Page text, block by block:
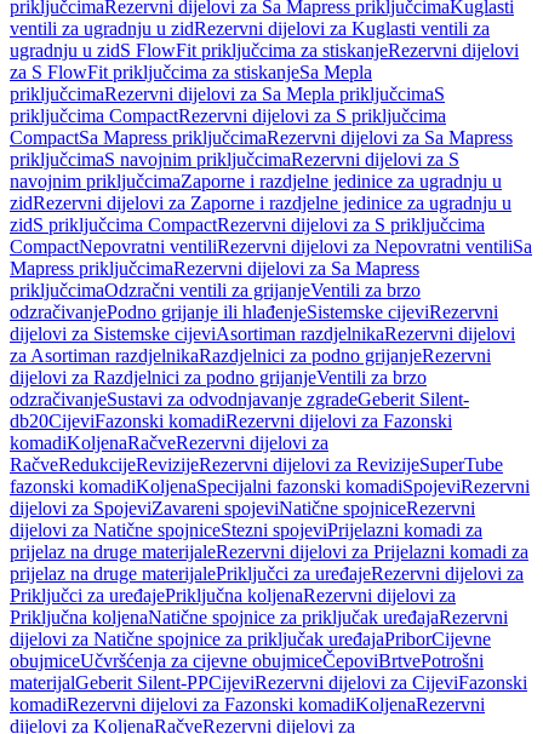
priključcimaRezervni dijelovi za Sa Mapress priključcimaKuglasti
ventili za ugradnju u zidRezervni dijelovi za Kuglasti ventili za
ugradnju u zidS FlowFit priključcima za stiskanjeRezervni dijelovi
za S FlowFit priključcima za stiskanjeSa Mepla
priključcimaRezervni dijelovi za Sa Mepla priključcimaS
priključcima CompactRezervni dijelovi za S priključcima
CompactSa Mapress priključcimaRezervni dijelovi za Sa Mapress
priključcimaS navojnim priključcimaRezervni dijelovi za S
navojnim priključcimaZaporne i razdjelne jedinice za ugradnju u
zidRezervni dijelovi za Zaporne i razdjelne jedinice za ugradnju u
zidS priključcima CompactRezervni dijelovi za S priključcima
CompactNepovratni ventiliRezervni dijelovi za Nepovratni ventiliSa
Mapress priključcimaRezervni dijelovi za Sa Mapress
priključcimaOdzračni ventili za grijanjeVentili za brzo
odzračivanjePodno grijanje ili hlađenjeSistemske cijeviRezervni
dijelovi za Sistemske cijeviAsortiman razdjelnikaRezervni dijelovi
za Asortiman razdjelnikaRazdjelnici za podno grijanjeRezervni
dijelovi za Razdjelnici za podno grijanjeVentili za brzo
odzračivanjeSustavi za odvodnjavanje zgradeGeberit Silent-
db20CijeviFazonski komadiRezervni dijelovi za Fazonski
komadiKoljenaRačveRezervni dijelovi za
RačveRedukcijeRevizijeRezervni dijelovi za RevizijeSuperTube
fazonski komadiKoljenaSpecijalni fazonski komadiSpojeviRezervni
dijelovi za SpojeviZavareni spojeviNatične spojniceRezervni
dijelovi za Natične spojniceStezni spojeviPrijelazni komadi za
prijelaz na druge materijaleRezervni dijelovi za Prijelazni komadi za
prijelaz na druge materijalePriključci za uređajeRezervni dijelovi za
Priključci za uređajePriključna koljenaRezervni dijelovi za
Priključna koljenaNatične spojnice za priključak uređajaRezervni
dijelovi za Natične spojnice za priključak uređajaPriborCijevne
obujmiceUčvršćenja za cijevne obujmiceČepoviBrtvePotrošni
materijalGeberit Silent-PPCijeviRezervni dijelovi za CijeviFazonski
komadiRezervni dijelovi za Fazonski komadiKoljenaRezervni
dijelovi za KoljenaRačveRezervni dijelovi za